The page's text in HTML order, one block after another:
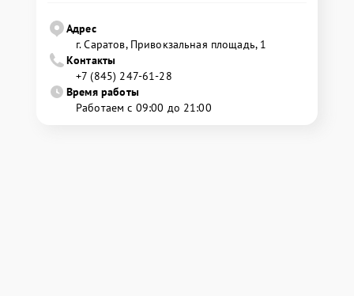
Адрес
г. Саратов, Привокзальная площадь, 1
Контакты
+7 (845) 247-61-28
Время работы
Работаем с 09:00 до 21:00